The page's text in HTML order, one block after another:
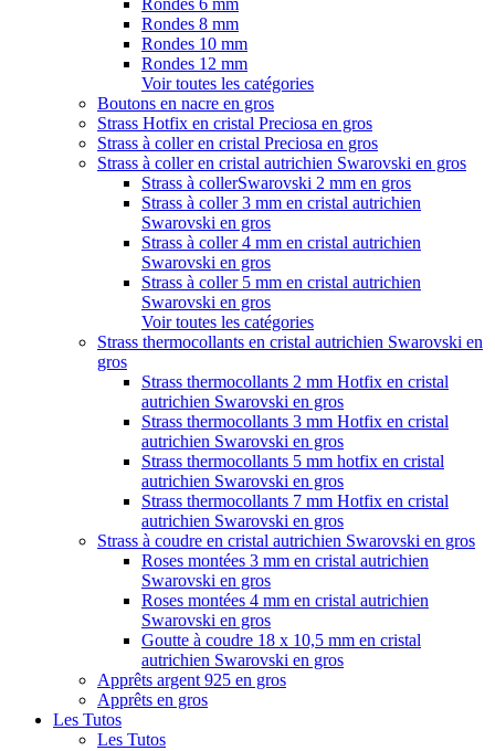
Rondes 6 mm
Rondes 8 mm
Rondes 10 mm
Rondes 12 mm
Voir toutes les catégories
Boutons en nacre en gros
Strass Hotfix en cristal Preciosa en gros
Strass à coller en cristal Preciosa en gros
Strass à coller en cristal autrichien Swarovski en gros
Strass à collerSwarovski 2 mm en gros
Strass à coller 3 mm en cristal autrichien
Swarovski en gros
Strass à coller 4 mm en cristal autrichien
Swarovski en gros
Strass à coller 5 mm en cristal autrichien
Swarovski en gros
Voir toutes les catégories
Strass thermocollants en cristal autrichien Swarovski en
gros
Strass thermocollants 2 mm Hotfix en cristal
autrichien Swarovski en gros
Strass thermocollants 3 mm Hotfix en cristal
autrichien Swarovski en gros
Strass thermocollants 5 mm hotfix en cristal
autrichien Swarovski en gros
Strass thermocollants 7 mm Hotfix en cristal
autrichien Swarovski en gros
Strass à coudre en cristal autrichien Swarovski en gros
Roses montées 3 mm en cristal autrichien
Swarovski en gros
Roses montées 4 mm en cristal autrichien
Swarovski en gros
Goutte à coudre 18 x 10,5 mm en cristal
autrichien Swarovski en gros
Apprêts argent 925 en gros
Apprêts en gros
Les Tutos
Les Tutos